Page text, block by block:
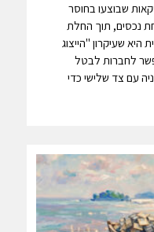
שבוצעו בחוסר
נכסים, תוך החלת
היא שעיקרון "הייצוג
לחברות לבטל
עם צד שלישי כדי